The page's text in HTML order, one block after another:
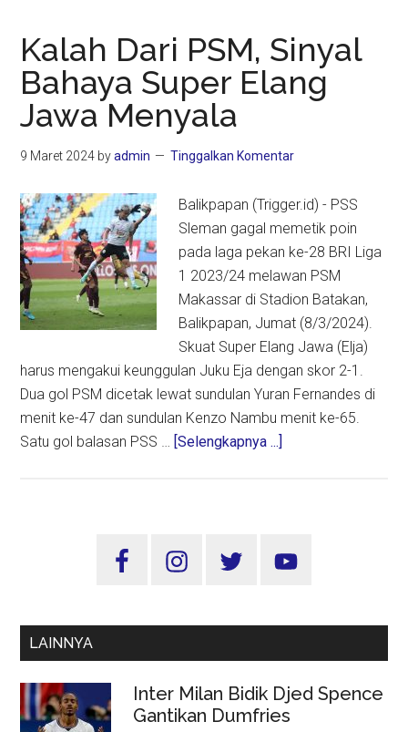
Kalah Dari PSM, Sinyal
Bahaya Super Elang
Jawa Menyala
9 Maret 2024 byadmin Tinggalkan Komentar
Balikpapan (Trigger.id) - PSS
Sleman gagal memetik poin
pada laga pekan ke-28 BRI Liga
1 2023/24 melawan PSM
Makassar di Stadion Batakan,
Balikpapan, Jumat (8/3/2024).
Skuat Super Elang Jawa (Elja)
harus mengakui keunggulan Juku Eja dengan skor 2-1.
Dua gol PSM dicetak lewat sundulan Yuran Fernandes di
menit ke-47 dan sundulan Kenzo Nambu menit ke-65.
Satu gol balasan PSS … [Selengkapnya ...]
Bahaya
Jawa
Sidebar
LAINNYA
Inter Milan Bidik Djed Spence
Gantikan Dumfries